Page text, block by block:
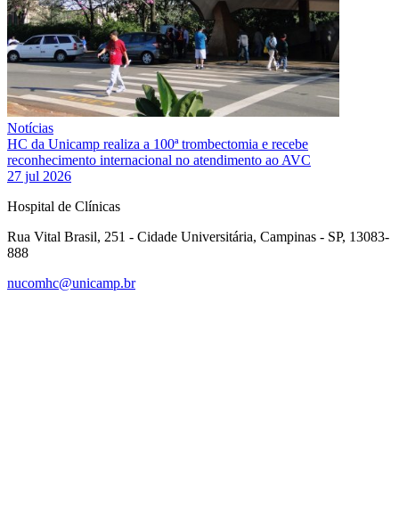
Notícias
HC da Unicamp realiza a 100ª trombectomia e recebe
reconhecimento internacional no atendimento ao AVC
27 jul 2026
Hospital de Clínicas
Rua Vital Brasil, 251 - Cidade Universitária, Campinas - SP, 13083-
888
nucomhc@unicamp.br